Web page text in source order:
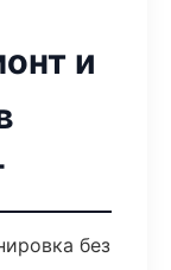
и
без